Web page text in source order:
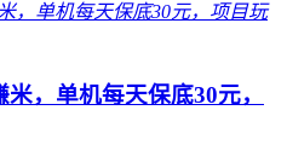
，单机每天保底30元，